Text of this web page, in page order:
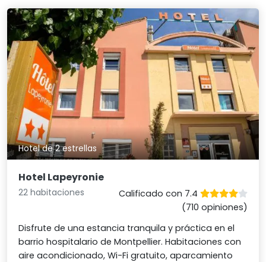
Hotel de 2 estrellas
Hotel Lapeyronie
22 habitaciones
Calificado con 7.4
(710 opiniones)
Disfrute de una estancia tranquila y práctica en el
barrio hospitalario de Montpellier. Habitaciones con
aire acondicionado, Wi-Fi gratuito, aparcamiento